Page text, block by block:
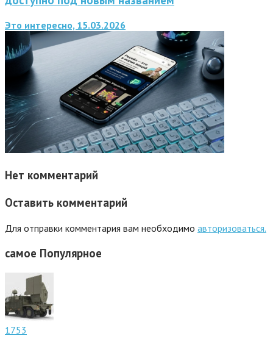
Это интересно, 15.03.2026
Нет комментарий
Оставить комментарий
Для отправки комментария вам необходимо авторизоваться.
самое Популярное
1753